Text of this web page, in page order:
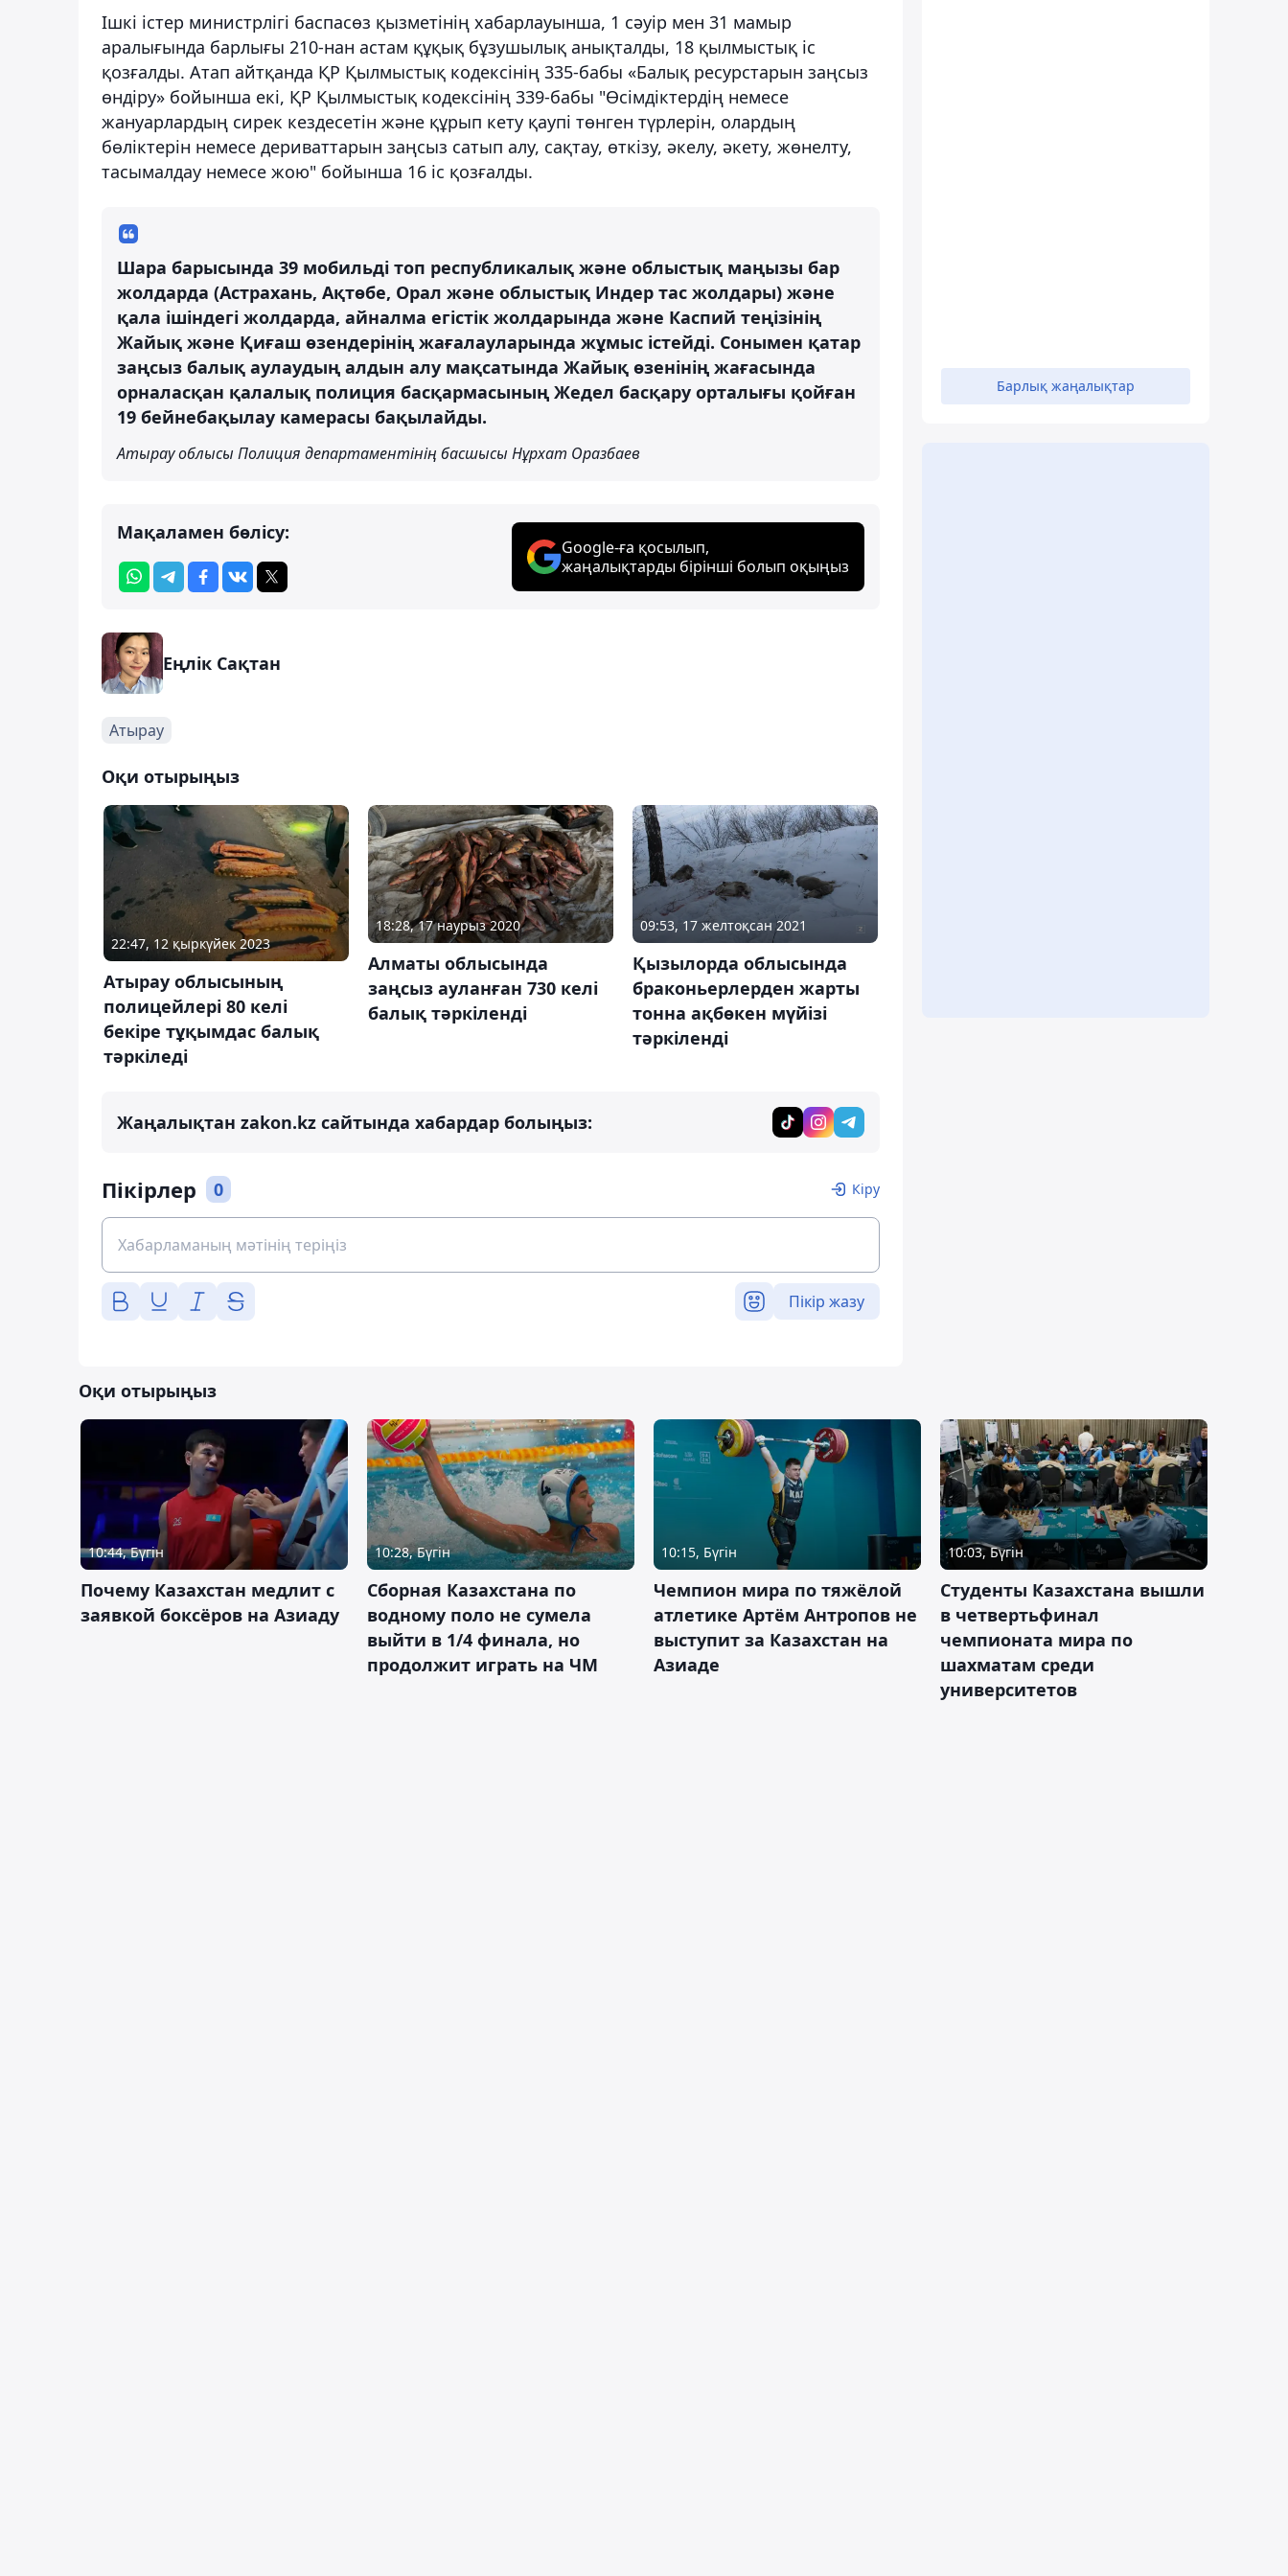
Ішкі істер министрлігі баспасөз қызметінің хабарлауынша, 1 сәуір мен 31 мамыр
аралығында барлығы 210-нан астам құқық бұзушылық анықталды, 18 қылмыстық іс
қозғалды. Атап айтқанда ҚР Қылмыстық кодексінің 335-бабы «Балық ресурстарын заңсыз
өндіру» бойынша екі, ҚР Қылмыстық кодексінің 339-бабы "Өсімдіктердің немесе
жануарлардың сирек кездесетін және құрып кету қаупі төнген түрлерін, олардың
бөліктерін немесе дериваттарын заңсыз сатып алу, сақтау, өткізу, әкелу, әкету, жөнелту,
тасымалдау немесе жою" бойынша 16 іс қозғалды.
Шара барысында 39 мобильді топ республикалық және облыстық маңызы бар
жолдарда (Астрахань, Ақтөбе, Орал және облыстық Индер тас жолдары) және
қала ішіндегі жолдарда, айналма егістік жолдарында және Каспий теңізінің
Жайық және Қиғаш өзендерінің жағалауларында жұмыс істейді. Сонымен қатар
заңсыз балық аулаудың алдын алу мақсатында Жайық өзенінің жағасында
орналасқан қалалық полиция басқармасының Жедел басқару орталығы қойған
19 бейнебақылау камерасы бақылайды.
Атырау облысы Полиция департаментінің басшысы Нұрхат Оразбаев
Мақаламен бөлісу:
Google-ға қосылып,
жаңалықтарды бірінші болып оқыңыз
Еңлік Сақтан
Атырау
Оқи отырыңыз
22:47, 12 қыркүйек 2023
Атырау облысының
полицейлері 80 келі
бекіре тұқымдас балық
тәркіледі
18:28, 17 наурыз 2020
Алматы облысында
заңсыз ауланған 730 келі
балық тәркіленді
09:53, 17 желтоқсан 2021
Қызылорда облысында
браконьерлерден жарты
тонна ақбөкен мүйізі
тәркіленді
Жаңалықтан zakon.kz сайтында хабардар болыңыз:
Пікірлер 0 Кіру
Пікір жазу
Барлық жаңалықтар
Оқи отырыңыз
10:44, Бүгін
Почему Казахстан медлит с
заявкой боксёров на Азиаду
10:28, Бүгін
Сборная Казахстана по
водному поло не сумела
выйти в 1/4 финала, но
продолжит играть на ЧМ
10:15, Бүгін
Чемпион мира по тяжёлой
атлетике Артём Антропов не
выступит за Казахстан на
Азиаде
10:03, Бүгін
Студенты Казахстана вышли
в четвертьфинал
чемпионата мира по
шахматам среди
университетов